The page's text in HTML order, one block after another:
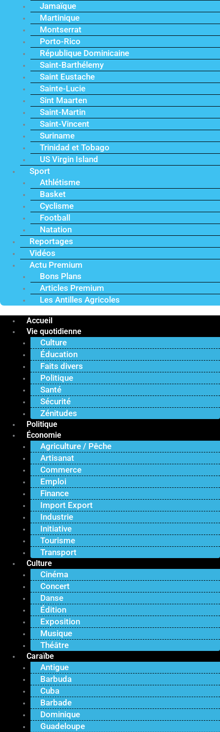
Jamaïque
Martinique
Montserrat
Porto-Rico
République Dominicaine
Saint-Barthélemy
Saint Eustache
Sainte-Lucie
Sint Maarten
Saint-Martin
Saint-Vincent
Suriname
Trinidad et Tobago
US Virgin Island
Sport
Athlétisme
Basket
Cyclisme
Football
Natation
Reportages
Vidéos
Actu Premium
Bons Plans
Articles Premium
Les Antilles Agricoles
Accueil
Vie quotidienne
Culture
Éducation
Faits divers
Politique
Santé
Sécurité
Zénitudes
Politique
Économie
Agriculture / Pêche
Artisanat
Commerce
Emploi
Finance
Import Export
Industrie
Initiative
Tourisme
Transport
Culture
Cinéma
Concert
Danse
Édition
Exposition
Musique
Théâtre
Caraïbe
Antigue
Barbuda
Cuba
Barbade
Dominique
Guadeloupe